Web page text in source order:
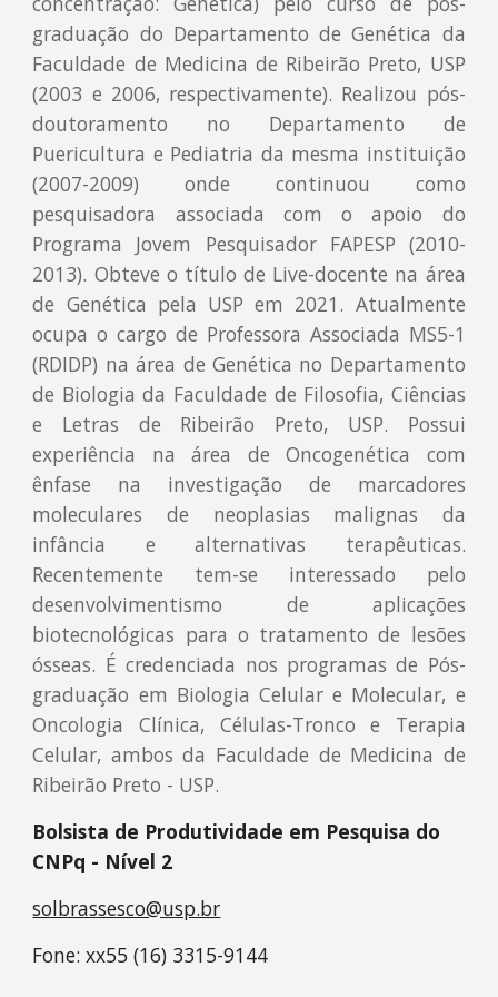
graduação do Departamento de Genética da
Faculdade de Medicina de Ribeirão Preto, USP
(2003 e 2006, respectivamente). Realizou pós-
doutoramento no Departamento de
Puericultura e Pediatria da mesma instituição
(2007-2009) onde continuou como
pesquisadora associada com o apoio do
Programa Jovem Pesquisador FAPESP (2010-
2013). Obteve o título de Live-docente na área
de Genética pela USP em 2021. Atualmente
ocupa o cargo de Professora Associada MS5-1
(RDIDP) na área de Genética no Departamento
de Biologia da Faculdade de Filosofia, Ciências
e Letras de Ribeirão Preto, USP. Possui
experiência na área de Oncogenética com
ênfase na investigação de marcadores
moleculares de neoplasias malignas da
infância e alternativas terapêuticas.
Recentemente tem-se interessado pelo
desenvolvimentismo de aplicações
biotecnológicas para o tratamento de lesões
ósseas. É credenciada nos programas de Pós-
graduação em Biologia Celular e Molecular, e
Oncologia Clínica, Células-Tronco e Terapia
Celular, ambos da Faculdade de Medicina de
Ribeirão Preto - USP.
Bolsista de Produtividade em Pesquisa do
CNPq - Nível 2
solbrassesco@usp.br
Fone: xx55 (16) 3315-9144